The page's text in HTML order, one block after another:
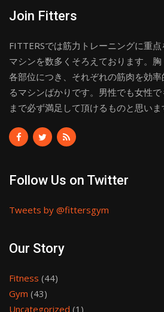
Join Fitters
FITTERSでは筋力トレーニングに重
マシンを数多くそろえております。
各部位につき、それぞれの筋肉を効
るマシンばかりです。男性でも女性
まで必ず満足して頂けるものと思いま
Follow Us on Twitter
Tweets by @fittersgym
Our Story
Fitness (44)
Gym (43)
Uncategorized (1)